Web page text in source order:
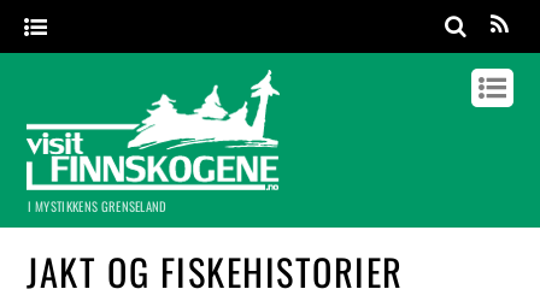
I MYSTIKKENS GRENSELAND
JAKT OG FISKEHISTORIER